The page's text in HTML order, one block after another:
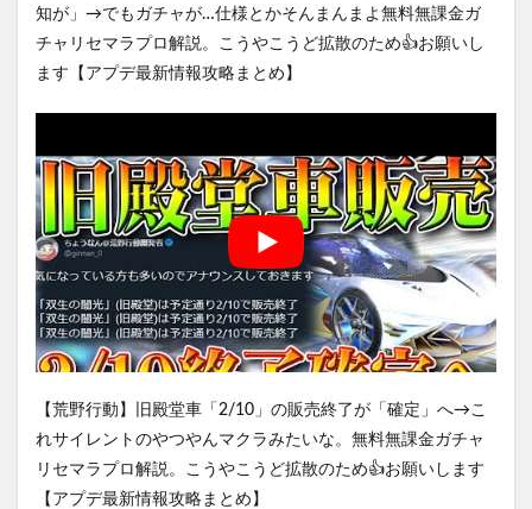
知が」→でもガチャが…仕様とかそんまんまよ無料無課金ガ
チャリセマラプロ解説。こうやこうど拡散のため👍お願いし
ます【アプデ最新情報攻略まとめ】
【荒野行動】旧殿堂車「2/10」の販売終了が「確定」へ→こ
れサイレントのやつやんマクラみたいな。無料無課金ガチャ
リセマラプロ解説。こうやこうど拡散のため👍お願いします
【アプデ最新情報攻略まとめ】